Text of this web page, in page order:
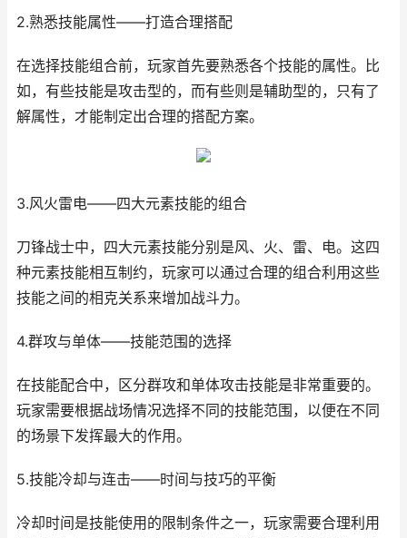
2.熟悉技能属性——打造合理搭配
在选择技能组合前，玩家首先要熟悉各个技能的属性。比
如，有些技能是攻击型的，而有些则是辅助型的，只有了
解属性，才能制定出合理的搭配方案。
3.风火雷电——四大元素技能的组合
刀锋战士中，四大元素技能分别是风、火、雷、电。这四
种元素技能相互制约，玩家可以通过合理的组合利用这些
技能之间的相克关系来增加战斗力。
4.群攻与单体——技能范围的选择
在技能配合中，区分群攻和单体攻击技能是非常重要的。
玩家需要根据战场情况选择不同的技能范围，以便在不同
的场景下发挥最大的作用。
5.技能冷却与连击——时间与技巧的平衡
冷却时间是技能使用的限制条件之一，玩家需要合理利用